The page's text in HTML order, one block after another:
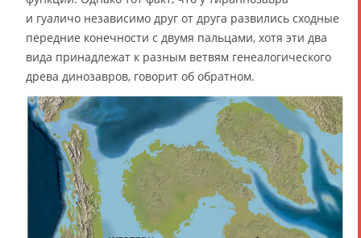
и гуаличо независимо друг от друга развились сходные
передние конечности с двумя пальцами, хотя эти два
вида принадлежат к разным ветвям генеалогического
древа динозавров, говорит об обратном.